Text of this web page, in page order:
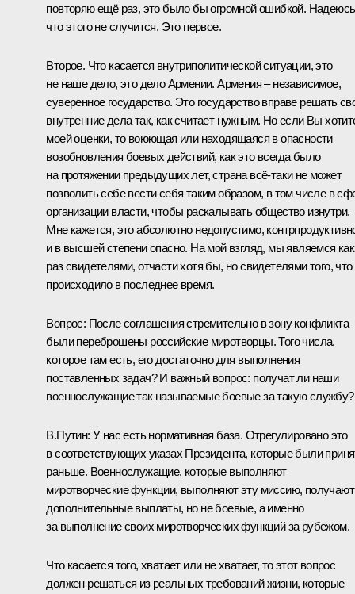
повторяю ещё раз, это было бы огромной ошибкой.
что этого не случится. Это первое.
Второе. Что касается внутриполитической ситуации, это
не наше дело, это дело Армении. Армения – независимое,
суверенное государство. Это государство вправе решать
внутренние дела так, как считает нужным. Но если Вы
моей оценки, то воюющая или находящаяся в опасности
возобновления боевых действий, как это всегда было
на протяжении предыдущих лет, страна всё-таки не может
позволить себе вести себя таким образом, в том числе в
организации власти, чтобы раскалывать общество изнутри.
Мне кажется, это абсолютно недопустимо,
и в высшей степени опасно. На мой взгляд, мы являемся как
раз свидетелями, отчасти хотя бы, но свидетелями того, что
происходило в последнее время.
Вопрос: После соглашения стремительно в зону конфликта
были переброшены российские миротворцы. Того числа,
которое там есть, его достаточно для выполнения
поставленных задач? И важный вопрос: получат ли наши
военнослужащие так называемые боевые за такую службу?
В.Путин: У нас есть нормативная база. Отрегулировано это
в соответствующих указах Президента, которые были
раньше. Военнослужащие, которые выполняют
миротворческие функции, выполняют эту миссию, получают
дополнительные выплаты, но не боевые, а именно
за выполнение своих миротворческих функций за рубежом.
Что касается того, хватает или не хватает, то этот вопрос
должен решаться из реальных требований жизни, которые